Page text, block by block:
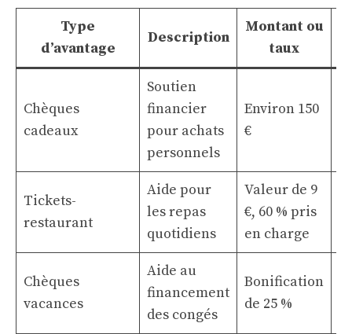
Type
d’avantage
Description
Montant ou
taux
Chèques
cadeaux
Soutien
financier
pour achats
personnels
Environ 150
€
Tickets-
restaurant
Aide pour
les repas
quotidiens
Valeur de 9
€, 60 % pris
en charge
Chèques
vacances
Aide au
financement
des congés
Bonification
de 25 %